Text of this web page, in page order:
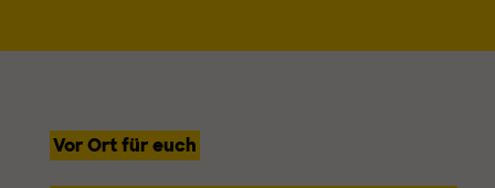
Vor Ort für euch